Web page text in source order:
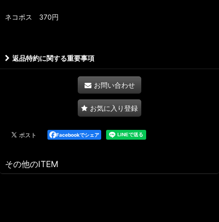
ネコポス 370円
返品特約に関する重要事項
お問い合わせ
お気に入り登録
Facebookでシェア
その他のITEM